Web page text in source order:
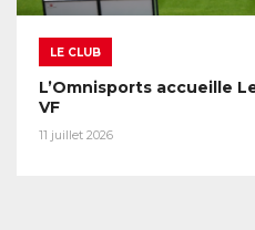
LE CLUB
L’Omnisports accueille
VF
11 juillet 2026